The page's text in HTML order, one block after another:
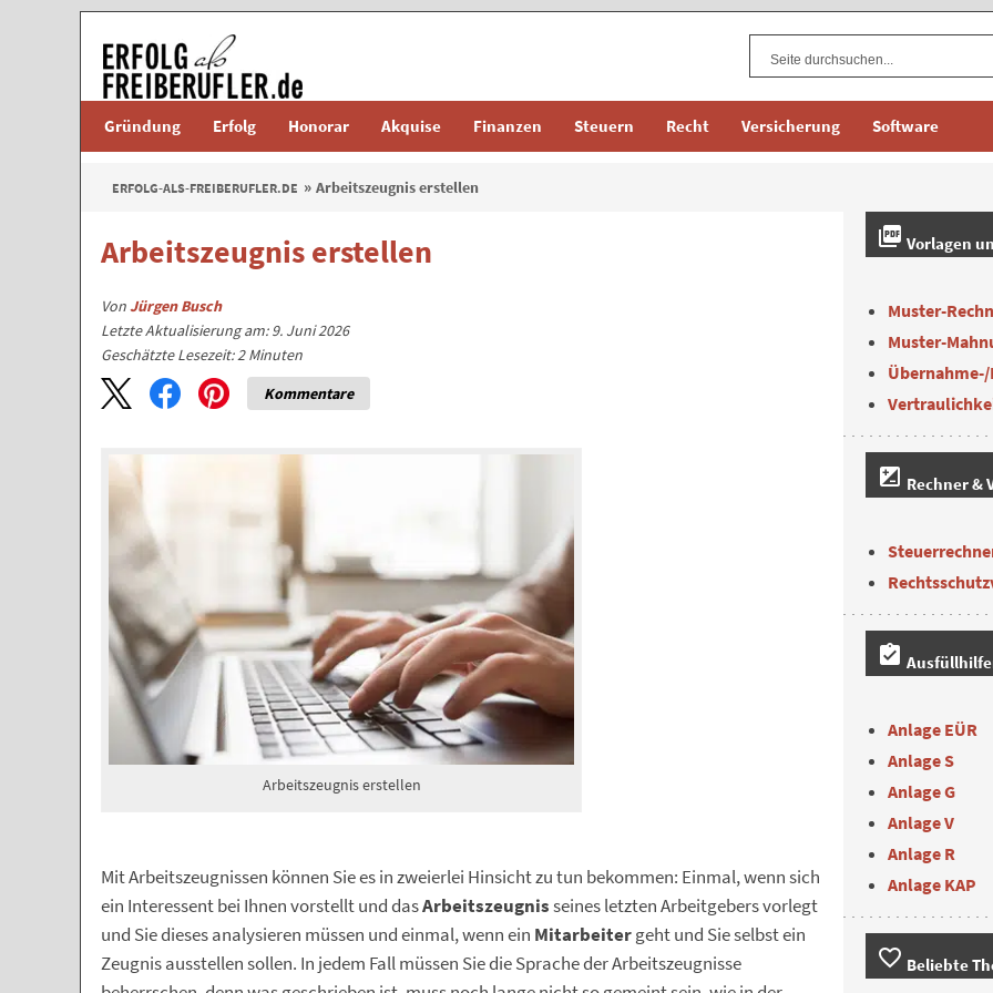
Gründung Erfolg Honorar Akquise Finanzen Steuern Recht Versicherung Software
ERFOLG-ALS-FREIBERUFLER.DE Arbeitszeugnis erstellen
Arbeitszeugnis erstellen
VonJürgen Busch
Letzte Aktualisierung am: 9. Juni 2026
Geschätzte Lesezeit:2 Minuten
Kommentare
Arbeitszeugnis erstellen
Mit Arbeitszeugnissen können Sie es in zweierlei Hinsicht zu tun bekommen: Einmal, wenn sich
ein Interessent bei Ihnen vorstellt und dasArbeitszeugnisseines letzten Arbeitgebers vorlegt
und Sie dieses analysieren müssen und einmal, wenn ein Mitarbeitergeht und Sie selbst ein
Zeugnis ausstellen sollen. In jedem Fall müssen Sie die Sprache der Arbeitszeugnisse
picture_as_pdf Vorlagen
Muster-
Muster-
iso Rechner &
assignment_turned_in
Anlage EÜR
Anlage S
Anlage G
Anlage V
Anlage R
Anlage KAP
favorite_border Beliebte